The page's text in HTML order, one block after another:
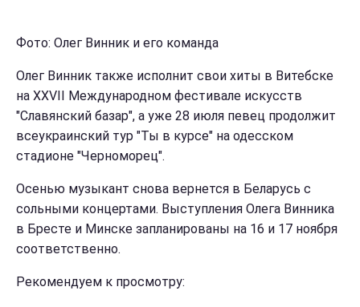
Фото: Олег Винник и его команда
Олег Винник также исполнит свои хиты в Витебске
на XXVII Международном фестивале искусств
"Славянский базар", а уже 28 июля певец продолжит
всеукраинский тур "Ты в курсе" на одесском
стадионе "Черноморец".
Осенью музыкант снова вернется в Беларусь с
сольными концертами. Выступления Олега Винника
в Бресте и Минске запланированы на 16 и 17 ноября
соответственно.
Рекомендуем к просмотру: